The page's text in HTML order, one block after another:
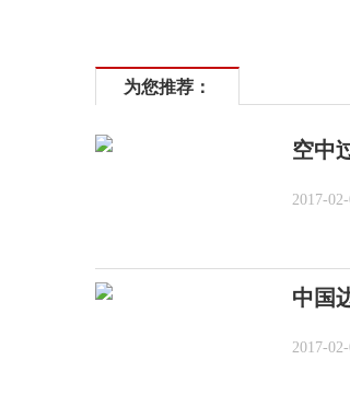
为您推荐：
空中
2017-
中国
2017-